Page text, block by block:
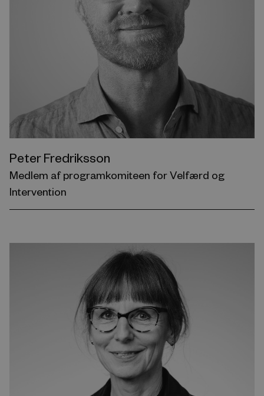
Peter Fredriksson
Medlem af programkomiteen for Velfærd og
Intervention